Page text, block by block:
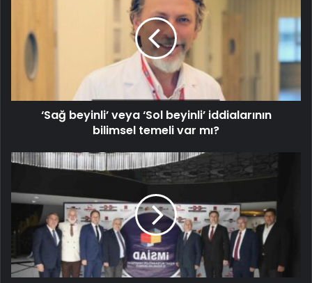
‘Sağ beyinli’ veya ‘Sol beyinli’ iddialarının
bilimsel temeli var mı?